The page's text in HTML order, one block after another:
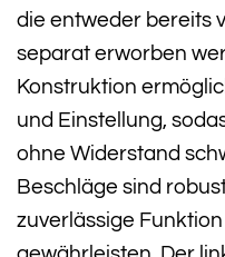
die entweder bereits
separat erworben
Konstruktion
und Einstellung,
ohne Widerstand
Beschläge sind
zuverlässige